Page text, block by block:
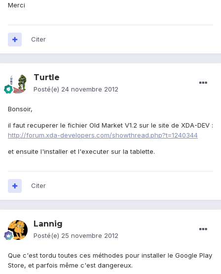
Merci
Citer
Turtle
Posté(e) 24 novembre 2012
Bonsoir,
il faut recuperer le fichier Old Market V1.2 sur le site de XDA-DEV :
http://forum.xda-developers.com/showthread.php?t=1240344
et ensuite l'installer et l'executer sur la tablette.
Citer
Lannig
Posté(e) 25 novembre 2012
Que c'est tordu toutes ces méthodes pour installer le Google Play
Store, et parfois même c'est dangereux.